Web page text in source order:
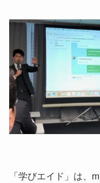
「学びエイド」は、